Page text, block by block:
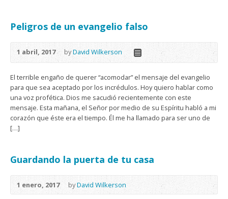
Peligros de un evangelio falso
1 abril, 2017 byDavid Wilkerson
El terrible engaño de querer “acomodar” el mensaje del evangelio
para que sea aceptado por los incrédulos. Hoy quiero hablar como
una voz profética. Dios me sacudió recientemente con este
mensaje. Esta mañana, el Señor por medio de su Espíritu habló a mi
corazón que éste era el tiempo. Él me ha llamado para ser uno de
[…]
Guardando la puerta de tu casa
1 enero, 2017 byDavid Wilkerson